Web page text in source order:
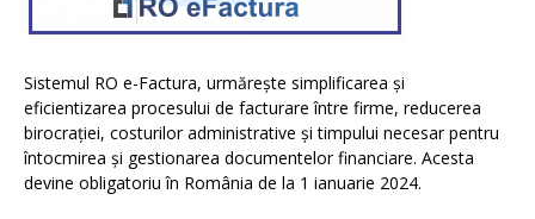
Sistemul RO e-Factura, urmărește simplificarea și
eficientizarea procesului de facturare între firme, reducerea
birocrației, costurilor administrative și timpului necesar pentru
întocmirea și gestionarea documentelor financiare. Acesta
devine obligatoriu în România de la 1 ianuarie 2024.